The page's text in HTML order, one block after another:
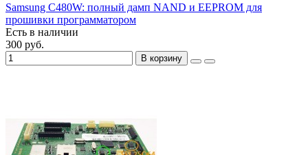
Samsung C480W: полный дамп NAND и EEPROM для
прошивки программатором
Есть в наличии
300 руб.
В корзину